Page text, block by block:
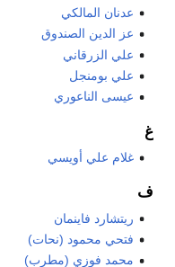
عدنان المالكي
عز الدين الصندوق
علي الزرقاني
علي بومنجل
عيسى الناعوري
غ
غلام علي أويسي
ف
ريتشارد فاينمان
فتحي محمود (نحات)
محمد فوزي (مطرب)